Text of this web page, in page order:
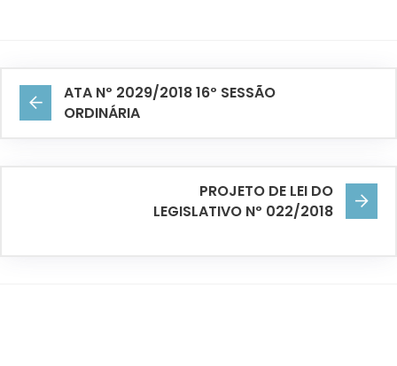
ATA Nº 2029/2018 16º SESSÃO
ORDINÁRIA
PROJETO DE LEI DO
LEGISLATIVO Nº 022/2018